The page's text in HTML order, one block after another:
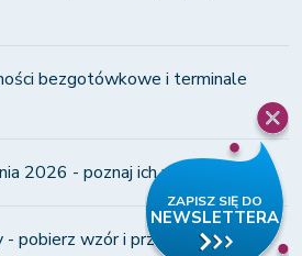
bezgotówkowe i terminale
2026 - poznaj ich wady i zalety!
- pobierz wzór i przeczytaj